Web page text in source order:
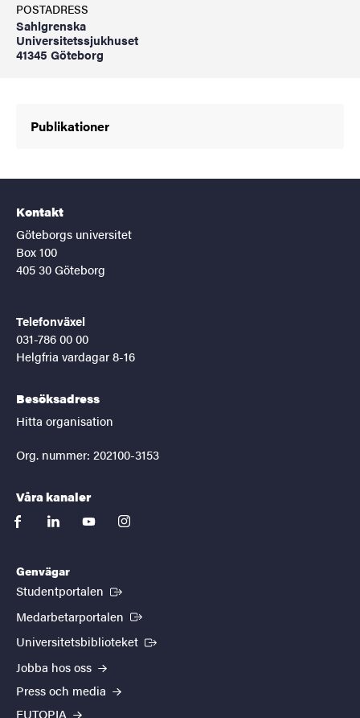
POSTADRESS
Sahlgrenska
Universitetssjukhuset
41345 Göteborg
Publikationer
Kontakt
Göteborgs universitet
Box 100
405 30 Göteborg
Telefonväxel
031-786 00 00
Helgfria vardagar 8-16
Besöksadress
Hitta organisation
Org. nummer: 202100-3153
Våra kanaler
facebooklinkedinyoutubeinstagram
Genvägar
Studentportalen (Extern länk)
Medarbetarportalen (Extern länk)
Universitetsbiblioteket (Extern länk)
Jobba hos oss
Press och media
EUTOPIA